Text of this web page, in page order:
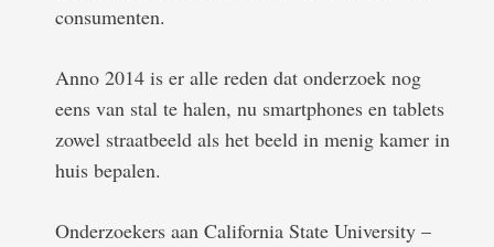
consumenten.
Anno 2014 is er alle reden dat onderzoek nog
eens van stal te halen, nu smartphones en tablets
zowel straatbeeld als het beeld in menig kamer in
huis bepalen.
Onderzoekers aan California State University –